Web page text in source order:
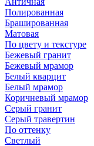
Полированная
Брашированная
Матовая
По цвету и текстуре
Бежевый гранит
Бежевый мрамор
Белый кварцит
Белый мрамор
Коричневый мрамор
Серый гранит
Серый травертин
По оттенку
Светлый